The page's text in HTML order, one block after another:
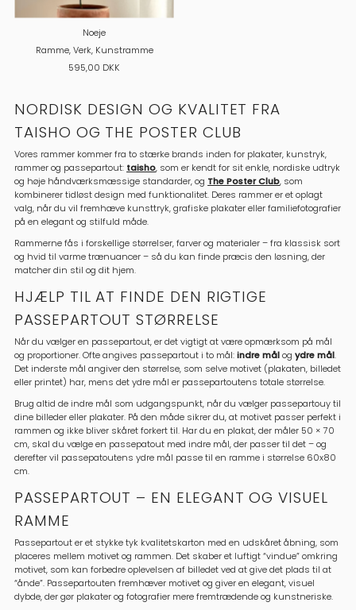
Noeje
Ramme, Verk, Kunstramme
595,00 DKK
NORDISK DESIGN OG KVALITET FRA
TAISHO OG THE POSTER CLUB
Vores rammer kommer fra to stærke brands inden for plakater, kunstryk,
rammer og passepartout: taisho, som er kendt for sit enkle, nordiske udtryk
og høje håndværksmæssige standarder, og The Poster Club, som
kombinerer tidløst design med funktionalitet. Deres rammer er et oplagt
valg, når du vil fremhæve kunsttryk, grafiske plakater eller familiefotografier
på en elegant og stilfuld måde.
Rammerne fås i forskellige størrelser, farver og materialer – fra klassisk sort
og hvid til varme trænuancer – så du kan finde præcis den løsning, der
matcher din stil og dit hjem.
HJÆLP TIL AT FINDE DEN RIGTIGE
PASSEPARTOUT STØRRELSE
Når du vælger en passepartout, er det vigtigt at være opmærksom på mål
og proportioner. Ofte angives passepartout i to mål:indre målogydre mål.
Det inderste mål angiver den størrelse, som selve motivet (plakaten, billedet
eller printet) har, mens det ydre mål er passepartoutens totale størrelse.
Brug altid de indre mål som udgangspunkt, når du vælger passepartouy til
dine billeder eller plakater. På den måde sikrer du, at motivet passer perfekt i
rammen og ikke bliver skåret forkert til. Har du en plakat, der måler 50 × 70
cm, skal du vælge en passepatout med indre mål, der passer til det – og
derefter vil passepatoutens ydre mål passe til en ramme i størrelse 60x80
cm.
PASSEPARTOUT – EN ELEGANT OG VISUEL
RAMME
Passepartout er et stykke tyk kvalitetskarton med en udskåret åbning, som
placeres mellem motivet og rammen. Det skaber et luftigt “vindue” omkring
motivet, som kan forbedre oplevelsen af billedet ved at give det plads til at
“ånde”. Passepartouten fremhæver motivet og giver en elegant, visuel
dybde, der gør plakater og fotografier mere fremtrædende og kunstneriske.